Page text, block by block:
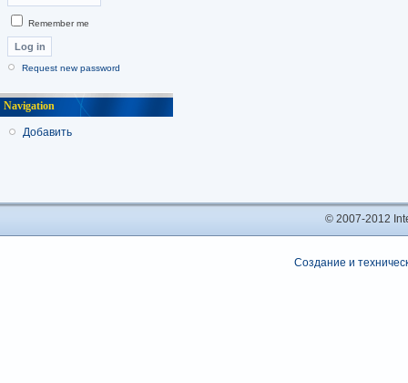
Remember me
Request new password
Navigation
Добавить
© 2007-2012
Создание и